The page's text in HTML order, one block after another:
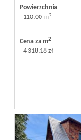
Powierzchnia
110,00 m2
Cena za m2
4 318,18 zł